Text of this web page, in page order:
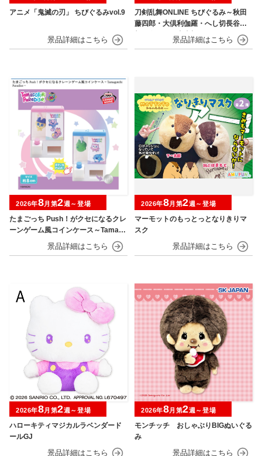
アニメ「鬼滅の刃」 ちびぐるみvol.9
刀剣乱舞ONLINE ちびぐるみ～秋田
藤四郎・大倶利伽羅・へし切長谷
部・獅子王・火車切～
たまごっち Push！がクセになるクレ
ーンゲーム風コインケース～Tamago
tchi Paradise～
2026年8月第2週～登場
マーモットのもっとっとなりきりマ
スク
2026年8月第2週～登場
ハローキティマジカルラベンダード
ールGJ
2026年8月第2週～登場
モンチッチ おしゃぶりBIGぬいぐる
み
2026年8月第2週～登場